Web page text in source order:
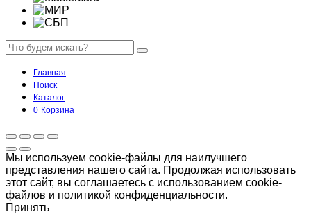
Главная
Поиск
Каталог
0 Корзина
Мы используем cookie-файлы для наилучшего
представления нашего сайта. Продолжая использовать
этот сайт, вы соглашаетесь с использованием cookie-
файлов и политикой конфиденциальности.
Принять